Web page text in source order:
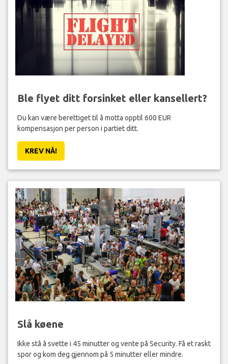
Ble flyet ditt forsinket eller kansellert?
Du kan være berettiget til å motta opptil 600 EUR
kompensasjon per person i partiet ditt.
KREV NÅ!
Slå køene
Ikke stå å svette i 45 minutter og vente på Security. Få et raskt
spor og kom deg gjennom på 5 minutter eller mindre.